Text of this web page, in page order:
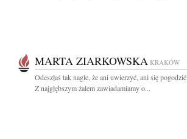
MARTA ZIARKOWSKA KRAKÓW
Odeszłaś tak nagle, że ani uwierzyć, ani się pogodzić
Z najgłębszym żalem zawiadamiamy o...